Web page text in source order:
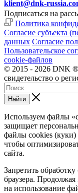
klient@dnk-
Подписаться на
Политика
Согласие субъекта
данных Согласие
Пользовательское
cookie-файлов
© 2015 - 2026 DNK
свидетельство о
Найти
Используем файлы
защищает
файлы cookies (куки)
чтобы
сайта.
Запретить
браузера. Продолжая
на использование